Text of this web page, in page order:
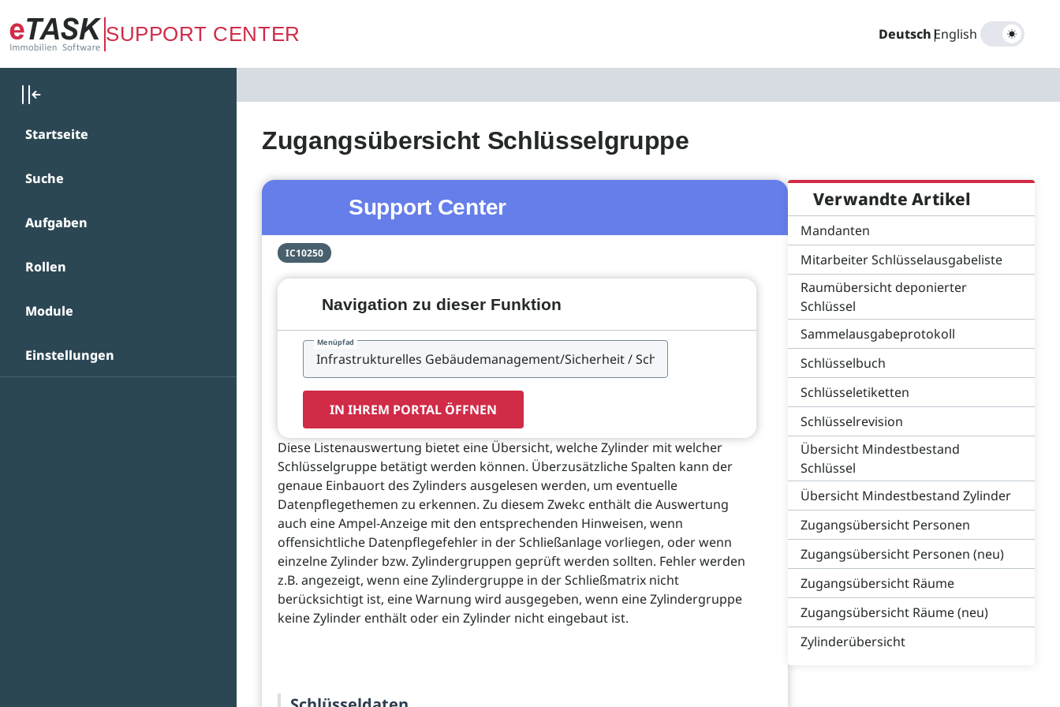
Zum Hauptinhalt springen
SUPPORT CENTER Deutsch|
English
Startseite
Suche
Aufgaben
Rollen
Module
Einstellungen
Zugangsübersicht Schlüsselgruppe
Support Center
IC10250
Navigation zu dieser Funktion
Menüpfad
IN IHREM PORTAL ÖFFNEN
Diese Listenauswertung bietet eine Übersicht, welche Zylinder mit welcher
Schlüsselgruppe betätigt werden können. Überzusätzliche Spalten kann der
genaue Einbauort des Zylinders ausgelesen werden, um eventuelle
Datenpflegethemen zu erkennen. Zu diesem Zwekc enthält die Auswertung
auch eine Ampel-Anzeige mit den entsprechenden Hinweisen, wenn
offensichtliche Datenpflegefehler in der Schließanlage vorliegen, oder wenn
einzelne Zylinder bzw. Zylindergruppen geprüft werden sollten. Fehler werden
z.B. angezeigt, wenn eine Zylindergruppe in der Schließmatrix nicht
berücksichtigt ist, eine Warnung wird ausgegeben, wenn eine Zylindergruppe
keine Zylinder enthält oder ein Zylinder nicht eingebaut ist.
Verwandte Artikel
Mandanten
Mitarbeiter Schlüsselausgabeliste
Raumübersicht deponierter
Schlüssel
Sammelausgabeprotokoll
Schlüsselbuch
Schlüsseletiketten
Schlüsselrevision
Übersicht Mindestbestand
Schlüssel
Übersicht Mindestbestand Zylinder
Zugangsübersicht Personen
Zugangsübersicht Personen (neu)
Zugangsübersicht Räume
Zugangsübersicht Räume (neu)
Zylinderübersicht